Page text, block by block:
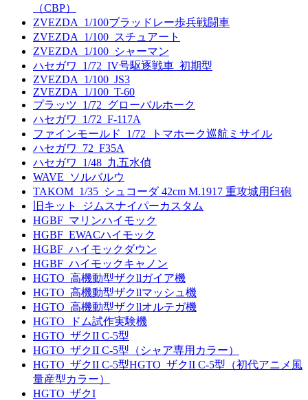
（CBP）
ZVEZDA_1/100ブラッドレー歩兵戦闘車
ZVEZDA_1/100_スチュアート
ZVEZDA_1/100_シャーマン
ハセガワ_1/72_IV号駆逐戦車_初期型
ZVEZDA_1/100_JS3
ZVEZDA_1/100_T-60
プラッツ_1/72_グローバルホーク
ハセガワ_1/72_F-117A
ファインモールド_1/72_トマホーク巡航ミサイル
ハセガワ_72_F35A
ハセガワ_1/48_九五水偵
WAVE_ソルバルウ
TAKOM_1/35_シュコーダ 42cm M.1917 重攻城用臼砲
旧キット_ジムスナイパーカスタム
HGBF_マリンハイモック
HGBF_EWACハイモック
HGBF_ハイモックダウン
HGBF_ハイモックキャノン
HGTO_高機動型ザクllガイア機
HGTO_高機動型ザクllマッシュ機
HGTO_高機動型ザクllオルテガ機
HGTO_ドム試作実験機
HGTO_ザクII C-5型
HGTO_ザクII C-5型（シャア専用カラー）
HGTO_ザクII C-5型HGTO_ザクII C-5型（初代アニメ風
量産型カラー）
HGTO_ザクI